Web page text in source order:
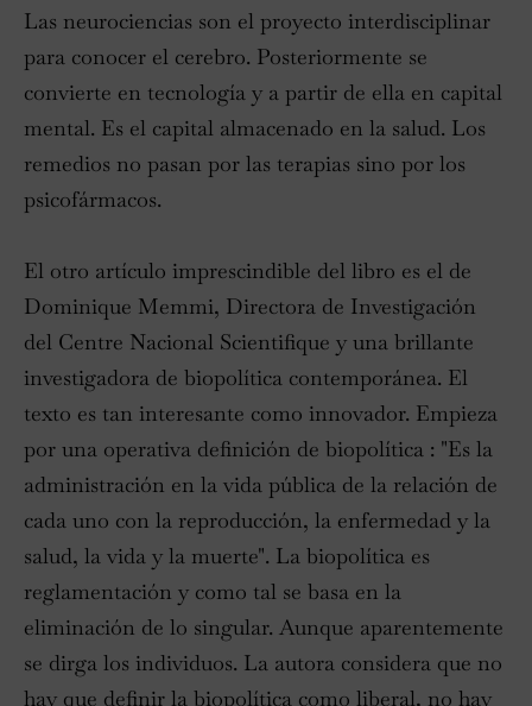
Las neurociencias son el proyecto interdisciplinar
para conocer el cerebro. Posteriormente se
convierte en tecnología y a partir de ella en capital
mental. Es el capital almacenado en la salud. Los
remedios no pasan por las terapias sino por los
psicofármacos.
El otro artículo imprescindible del libro es el de
Dominique Memmi, Directora de Investigación
del Centre Nacional Scientifique y una brillante
investigadora de biopolítica contemporánea. El
texto es tan interesante como innovador. Empieza
por una operativa definición de biopolítica : "Es la
administración en la vida pública de la relación de
cada uno con la reproducción, la enfermedad y la
salud, la vida y la muerte". La biopolítica es
reglamentación y como tal se basa en la
eliminación de lo singular. Aunque aparentemente
se dirga los individuos. La autora considera que no
hay que definir la biopolítica como liberal, no hay